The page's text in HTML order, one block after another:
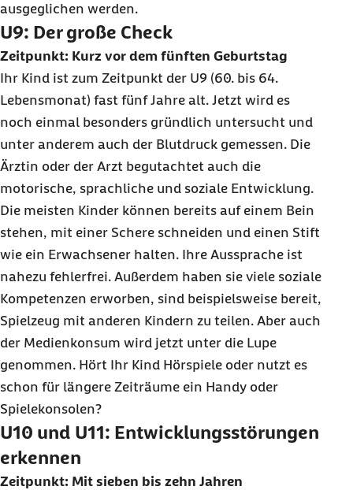
ausgeglichen werden.
U9: Der große Check
Zeitpunkt: Kurz vor dem fünften Geburtstag
Ihr Kind ist zum Zeitpunkt der U9 (60. bis 64.
Lebensmonat) fast fünf Jahre alt. Jetzt wird es
noch einmal besonders gründlich untersucht und
unter anderem auch der Blutdruck gemessen. Die
Ärztin oder der Arzt begutachtet auch die
motorische, sprachliche und soziale Entwicklung.
Die meisten Kinder können bereits auf einem Bein
stehen, mit einer Schere schneiden und einen Stift
wie ein Erwachsener halten. Ihre Aussprache ist
nahezu fehlerfrei. Außerdem haben sie viele soziale
Kompetenzen erworben, sind beispielsweise bereit,
Spielzeug mit anderen Kindern zu teilen. Aber auch
der Medienkonsum wird jetzt unter die Lupe
genommen. Hört Ihr Kind Hörspiele oder nutzt es
schon für längere Zeiträume ein Handy oder
Spielekonsolen?
U10 und U11: Entwicklungsstörungen
erkennen
Zeitpunkt: Mit sieben bis zehn Jahren